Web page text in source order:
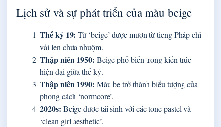
Lịch sử và sự phát triển của màu beige
Thế kỷ 19: Từ ‘beige’ được mượn từ tiếng Pháp chỉ
vải len chưa nhuộm.
Thập niên 1950: Beige phổ biến trong kiến trúc
hiện đại giữa thế kỷ.
Thập niên 1990: Màu be trở thành biểu tượng của
phong cách ‘normcore’.
2020s: Beige được tái sinh với các tone pastel và
‘clean girl aesthetic’.